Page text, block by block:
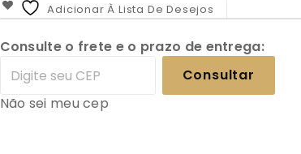
Adicionar À Lista De Desejos
Consulte o frete e o prazo de entrega:
Consultar
Não sei meu cep